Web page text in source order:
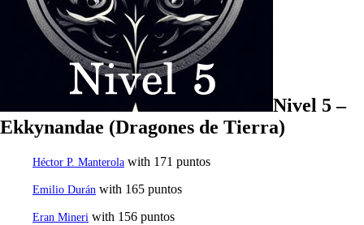
Nivel 5 –
Ekkynandae (Dragones de Tierra)
Héctor P. Manterola with 171 puntos
Emilio Durán with 165 puntos
Eran Mineri with 156 puntos